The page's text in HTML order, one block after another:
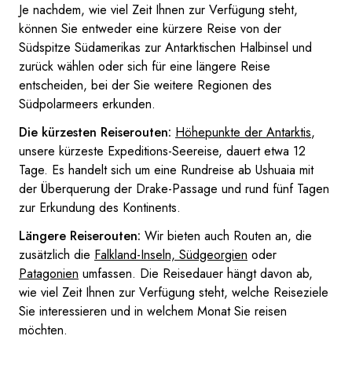
Je nachdem, wie viel Zeit Ihnen zur Verfügung steht,
können Sie entweder eine kürzere Reise von der
Südspitze Südamerikas zur Antarktischen Halbinsel und
zurück wählen oder sich für eine längere Reise
entscheiden, bei der Sie weitere Regionen des
Südpolarmeers erkunden.
Die kürzesten Reiserouten: Höhepunkte der Antarktis,
unsere kürzeste Expeditions-Seereise, dauert etwa 12
Tage. Es handelt sich um eine Rundreise ab Ushuaia mit
der Überquerung der Drake-Passage und rund fünf Tagen
zur Erkundung des Kontinents.
Längere Reiserouten: Wir bieten auch Routen an, die
zusätzlich die Falkland-Inseln, Südgeorgien oder
Patagonien umfassen. Die Reisedauer hängt davon ab,
wie viel Zeit Ihnen zur Verfügung steht, welche Reiseziele
Sie interessieren und in welchem Monat Sie reisen
möchten.